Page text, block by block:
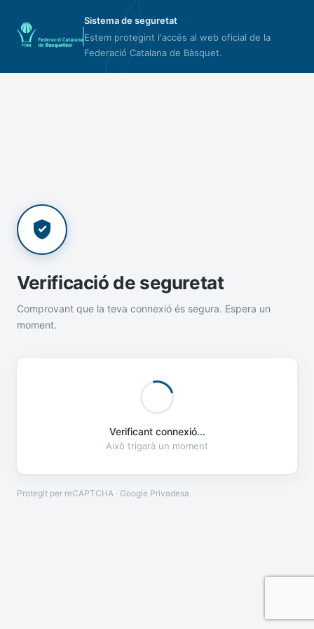
Sistema de seguretat
Estem protegint l'accés al web oficial de la
Federació Catalana de Bàsquet.
Verificació de seguretat
Comprovant que la teva connexió és segura. Espera un
moment.
Verificant connexió...
Això trigarà un moment
Protegit per reCAPTCHA · Google Privadesa